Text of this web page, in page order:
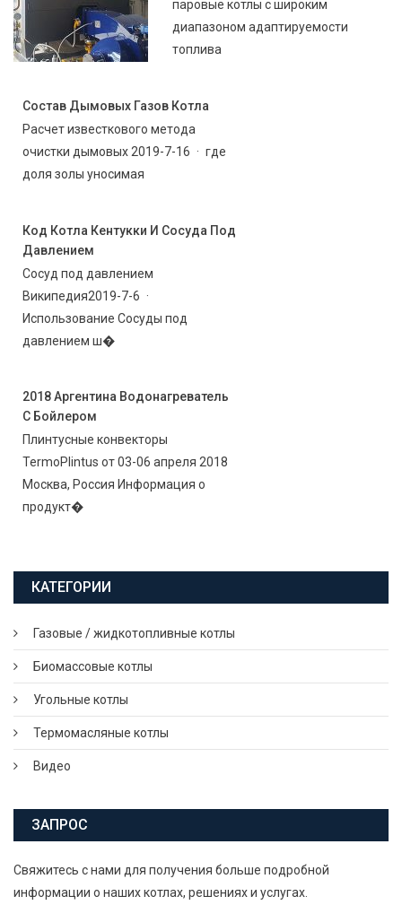
паровые котлы с широким
диапазоном адаптируемости
топлива
Состав Дымовых Газов Котла
Расчет известкового метода
очистки дымовых 2019-7-16 · где
доля золы уносимая
Код Котла Кентукки И Сосуда Под
Давлением
Сосуд под давлением
Википедия2019-7-6 ·
Использование Сосуды под
давлением ш�
2018 Аргентина Водонагреватель
С Бойлером
Плинтусные конвекторы
TermoPlintus от 03-06 апреля 2018
Москва, Россия Информация о
продукт�
КАТЕГОРИИ
Газовые / жидкотопливные котлы
Биомассовые котлы
Угольные котлы
Термомасляные котлы
Видео
ЗАПРОС
Свяжитесь с нами для получения больше подробной
информации о наших котлах, решениях и услугах.